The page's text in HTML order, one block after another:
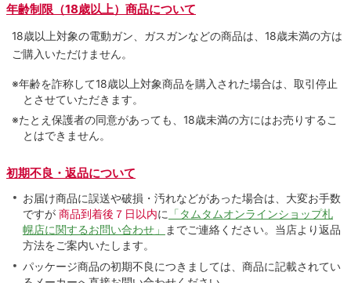
年齢制限（18歳以上）商品について
18歳以上対象の電動ガン、ガスガンなどの商品は、18歳未満の方は
ご購入いただけません。
※年齢を詐称して18歳以上対象商品を購入された場合は、取引停止
とさせていただきます。
※たとえ保護者の同意があっても、18歳未満の方にはお売りするこ
とはできません。
初期不良・返品について
お届け商品に誤送や破損・汚れなどがあった場合は、大変お手数
ですが 商品到着後７日以内に 「タムタムオンラインショップ札
幌店に関するお問い合わせ」
までご連絡ください。当店より返品
方法をご案内いたします。
パッケージ商品の初期不良につきましては、商品に記載されてい